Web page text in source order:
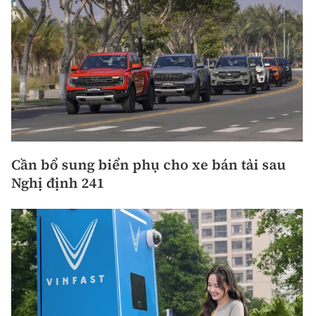
Cần bổ sung biển phụ cho xe bán tải sau
Nghị định 241